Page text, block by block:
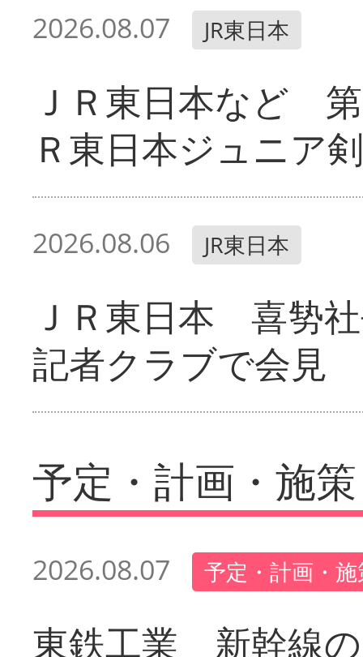
2026.08.07 JR東日本
ＪＲ東日本など
Ｒ東日本ジュニア
2026.08.06 JR東日本
ＪＲ東日本 喜㔟
記者クラブで会見
予定・計画・施策
2026.08.07 予定・計画・
東鉄工業 新幹線